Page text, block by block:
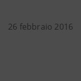
26 febbraio 2016